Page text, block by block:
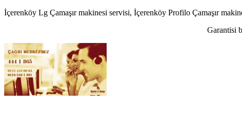
İçerenköy Lg Çamaşır makinesi servisi, İçerenköy Profilo Çamaşır
Garantisi